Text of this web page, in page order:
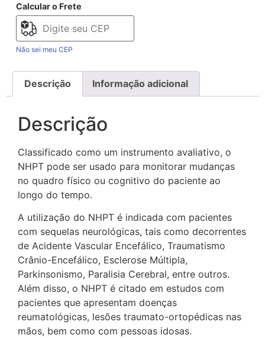
Calcular o Frete
Não sei meu CEP
Descrição Informação adicional
Descrição
Classificado como um instrumento avaliativo, o
NHPT pode ser usado para monitorar mudanças
no quadro físico ou cognitivo do paciente ao
longo do tempo.
A utilização do NHPT é indicada com pacientes
com sequelas neurológicas, tais como decorrentes
de Acidente Vascular Encefálico, Traumatismo
Crânio-Encefálico, Esclerose Múltipla,
Parkinsonismo, Paralisia Cerebral, entre outros.
Além disso, o NHPT é citado em estudos com
pacientes que apresentam doenças
reumatológicas, lesões traumato-ortopédicas nas
mãos, bem como com pessoas idosas.